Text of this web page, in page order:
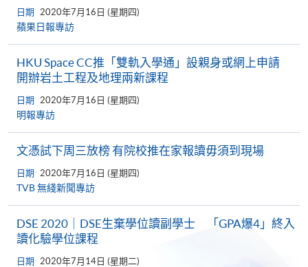
日期 2020年7月16日 (星期四)
蘋果日報專訪
HKU Space CC推「雙軌入學通」設親身或網上申請
開辦岩土工程及地理兩新課程
日期 2020年7月16日 (星期四)
明報專訪
文憑試下周三放榜 有院校推在家報讀毋須到現場
日期 2020年7月16日 (星期四)
TVB 無綫新聞專訪
DSE 2020｜DSE生棄學位讀副學士 「GPA爆4」終入
讀化驗學位課程
日期 2020年7月14日 (星期二)